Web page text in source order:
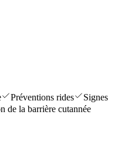
Préventions rides
Signes
de la barrière cutannée